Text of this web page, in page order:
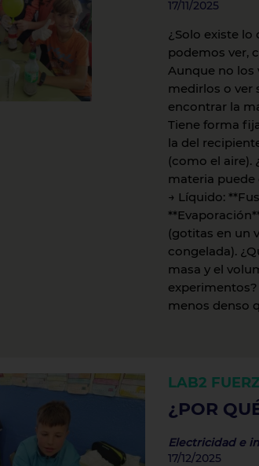
17/11/2025
¿Solo existe lo
podemos ver,
Aunque no los
medirlos o ver
encontrar la
Tiene forma
la del
(como el aire).
materia puede
→ Líquido:
(gotitas en un
congelada).
masa y el
menos denso
LAB2
¿POR
Electricidad e
17/12/2025